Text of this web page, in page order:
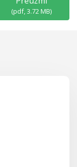
(pdf,3.72 MB)